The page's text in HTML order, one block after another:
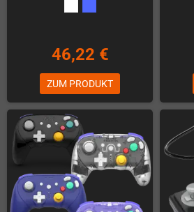
46,22 €
ZUM PRODUKT